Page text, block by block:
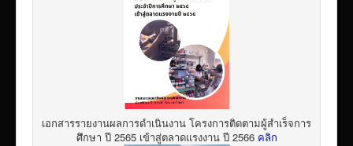
เอกสารรายงานผลการดำเนินงาน โครงการติดตามผู้สำเร็จการ
ศึกษา ปี 2565 เข้าสู่ตลาดแรงงาน ปี 2566 คลิก